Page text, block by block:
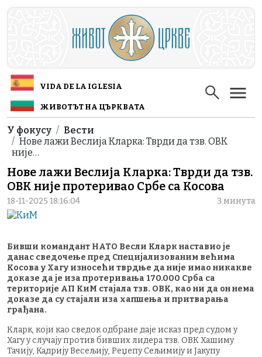
Skip to main content
VIDA DE LA IGLESIA
ЖИВОТЪТ НА ЦЪРКВАТА
Breadcrumb
У фокусу
Вести
Нове лажи Веслија Кларка: Тврди да тзв. ОВК
није…
Нове лажи Веслија Кларка: Тврди да тзв.
ОВК није протеривао Србе са Косова
18-11-2025 18:16:04 3 минута
Бивши командант НАТО Весли Кларк наставио је
данас сведочење пред Специјализованим већима
Косова у Хагу износећи тврдње да није имао никакве
доказе да је иза протеривања 170.000 Срба са
територије АП КиМ стајала тзв. ОВК, као ни да он нема
доказе да су стајали иза хапшења и притварања
грађана.
Кларк, који као сведок одбране даје исказ пред судом у
Хагу у случају против бивших лидера тзв. ОВК Хашиму
Тачију, Кадрију Весељију, Реџепу Сељимију и Јакупу